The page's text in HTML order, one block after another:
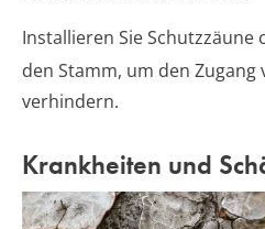
Installieren Sie Schutzzäune
den Stamm, um den
verhindern.
Krankheiten und